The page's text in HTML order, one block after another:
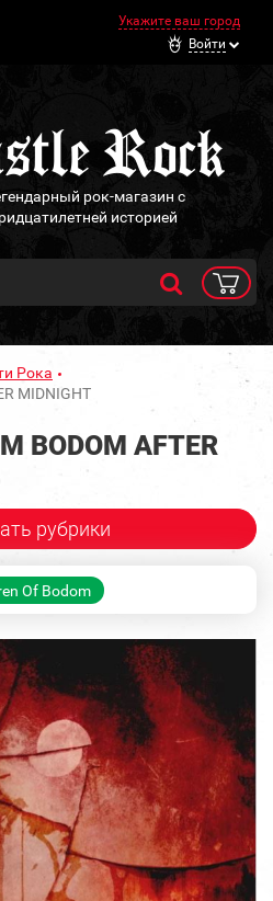
Укажите ваш город
Войти
рок-магазин с
историей
Рока
MIDNIGHT
AFTER
рубрики
Of Bodom